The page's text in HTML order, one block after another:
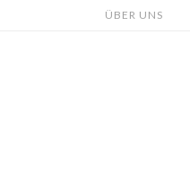
ÜBER UNS